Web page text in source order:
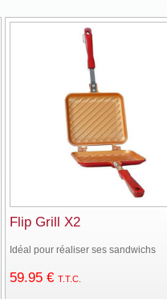
Flip Grill X2
Idéal pour réaliser ses sandwichs
59.95 € T.T.C.